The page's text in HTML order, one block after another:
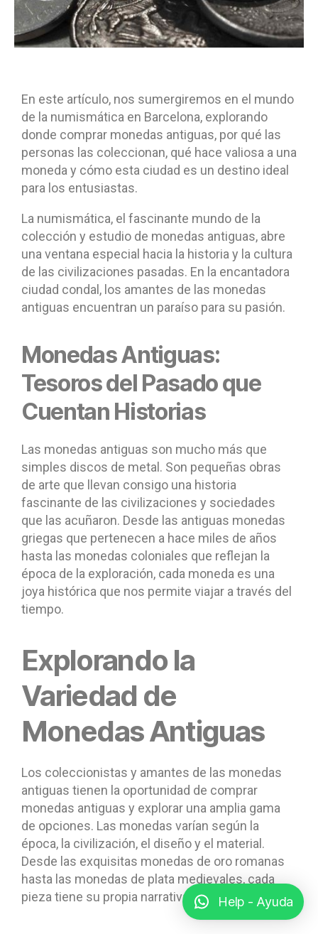
En este artículo, nos sumergiremos en el mundo
de la numismática en Barcelona, explorando
donde comprar monedas antiguas, por qué las
personas las coleccionan, qué hace valiosa a una
moneda y cómo esta ciudad es un destino ideal
para los entusiastas.
La numismática, el fascinante mundo de la
colección y estudio de monedas antiguas, abre
una ventana especial hacia la historia y la cultura
de las civilizaciones pasadas. En la encantadora
ciudad condal, los amantes de las monedas
antiguas encuentran un paraíso para su pasión.
Monedas Antiguas:
Tesoros del Pasado que
Cuentan Historias
Las monedas antiguas son mucho más que
simples discos de metal. Son pequeñas obras
de arte que llevan consigo una historia
fascinante de las civilizaciones y sociedades
que las acuñaron. Desde las antiguas monedas
griegas que pertenecen a hace miles de años
hasta las monedas coloniales que reflejan la
época de la exploración, cada moneda es una
joya histórica que nos permite viajar a través del
tiempo.
Explorando la
Variedad de
Monedas Antiguas
Los coleccionistas y amantes de las monedas
antiguas tienen la oportunidad de comprar
monedas antiguas y explorar una amplia gama
de opciones. Las monedas varían según la
época, la civilización, el diseño y el material.
Desde las exquisitas monedas de oro romanas
hasta las monedas de plata medievales, cada
pieza tiene su propia narrativa y belleza única.
Help - Ayuda